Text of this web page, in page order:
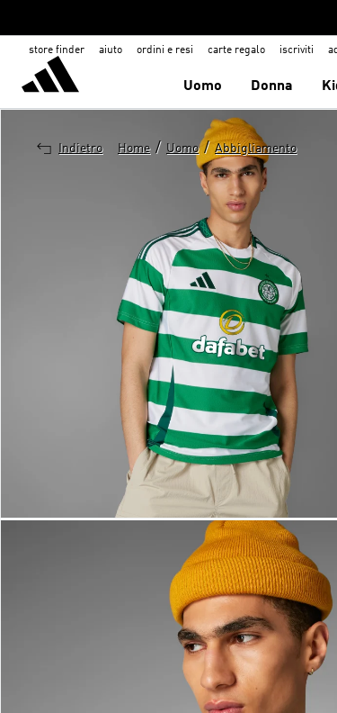
store finder aiuto ordini e resi carte regalo iscriviti
Uomo Donna
Indietro Home / Uomo / Abbigliamento